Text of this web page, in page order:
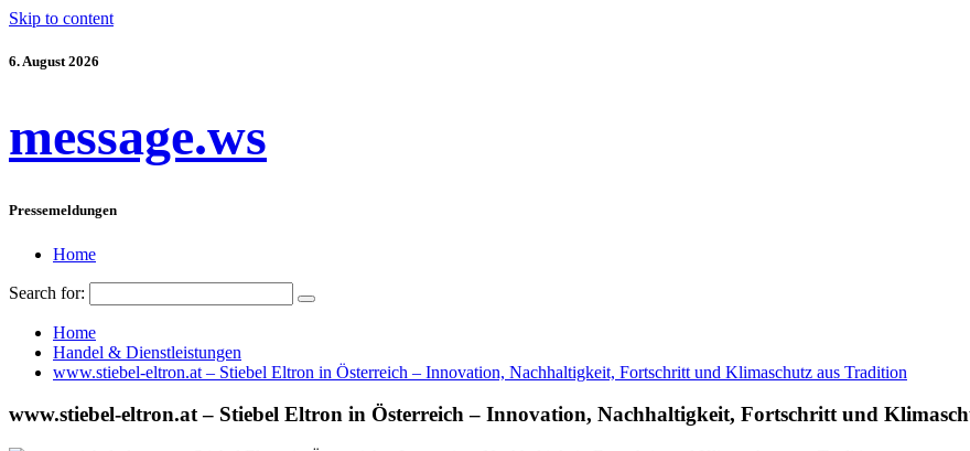
Skip to content
6. August 2026
message.ws
Pressemeldungen
Home
Search for:
Home
Handel & Dienstleistungen
www.stiebel-eltron.at – Stiebel Eltron in Österreich – Innovation, Nachhaltigkeit, Fortschritt und Klimaschutz aus Tradition
www.stiebel-eltron.at – Stiebel Eltron in Österreich – Innovation, Nachhaltigkeit, Fortschritt und